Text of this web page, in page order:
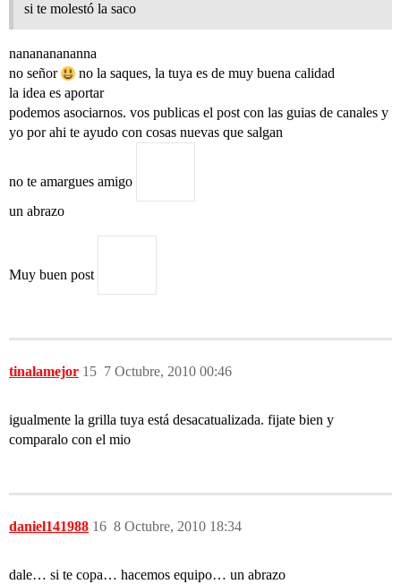
si te molestó la saco
nanananananna
no señor
no la saques, la tuya es de muy buena calidad
la idea es aportar
podemos asociarnos. vos publicas el post con las guias de canales y
yo por ahi te ayudo con cosas nuevas que salgan
no te amargues amigo
un abrazo
Muy buen post
tinalamejor 7 Octubre, 2010 00:46
15
igualmente la grilla tuya está desacatualizada. fijate bien y
comparalo con el mio
daniel141988 8 Octubre, 2010 18:34
16
dale… si te copa… hacemos equipo… un abrazo